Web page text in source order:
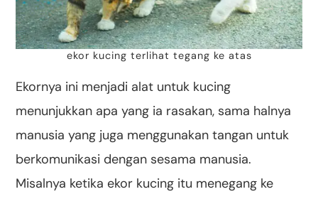
ekor kucing terlihat tegang ke atas
Ekornya ini menjadi alat untuk kucing
menunjukkan apa yang ia rasakan, sama halnya
manusia yang juga menggunakan tangan untuk
berkomunikasi dengan sesama manusia.
Misalnya ketika ekor kucing itu menegang ke